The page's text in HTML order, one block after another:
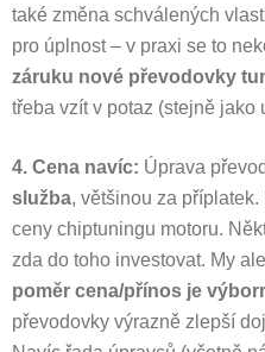
také změna schválených
pro úplnost – v praxi se to
záruku nové převodovky
třeba vzít v potaz (stejně jako
4. Cena navíc: Úprava
služba, většinou za
ceny chiptuningu motoru.
zda do toho investovat. My
poměr cena/přínos je
převodovky výrazně zlepší